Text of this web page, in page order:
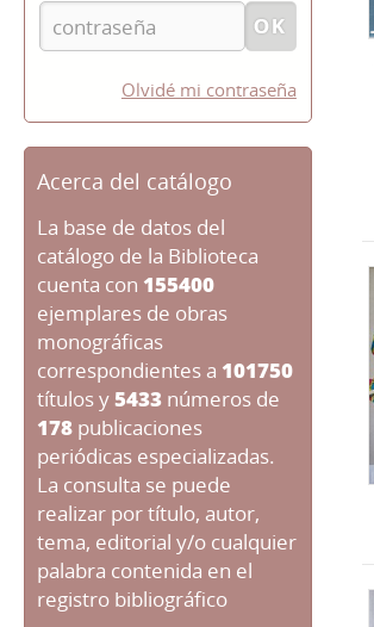
Olvidé mi contraseña
Acerca del catálogo
La base de datos del
catálogo de la Biblioteca
cuenta con 155400
ejemplares de obras
monográficas
correspondientes a 101750
títulos y5433 números de
178 publicaciones
periódicas especializadas.
La consulta se puede
realizar por título, autor,
tema, editorial y/o cualquier
palabra contenida en el
registro bibliográfico